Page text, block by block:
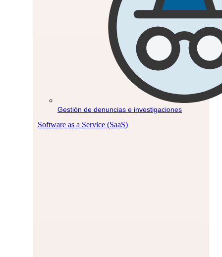
Gestión de denuncias e investigaciones
Software as a Service (SaaS)